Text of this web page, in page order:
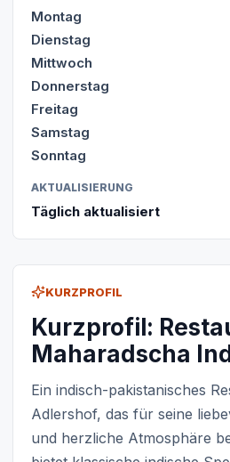
KURZPROFIL
Kurzprofil:
Maharadscha
Ein indisch-pakistanisches
Adlershof, das für seine
und herzliche Atmosphäre
Montag
Dienstag
Mittwoch
Donnerstag
Freitag
Samstag
Sonntag
AKTUALISIERUNG
Täglich aktualisiert